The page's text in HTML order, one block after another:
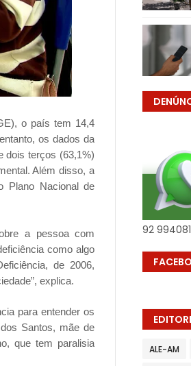
o país tem 14,4
os dados da
dois terços (63,1%)
Além disso, a
Plano Nacional de
a pessoa com
como algo
de 2006,
explica.
para entender os
Santos, mãe de
que tem paralisia
92
ALE-AM